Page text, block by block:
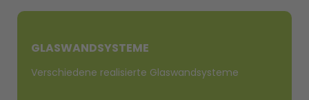
GLASWANDSYSTEME
Verschiedene realisierte Glaswandsysteme